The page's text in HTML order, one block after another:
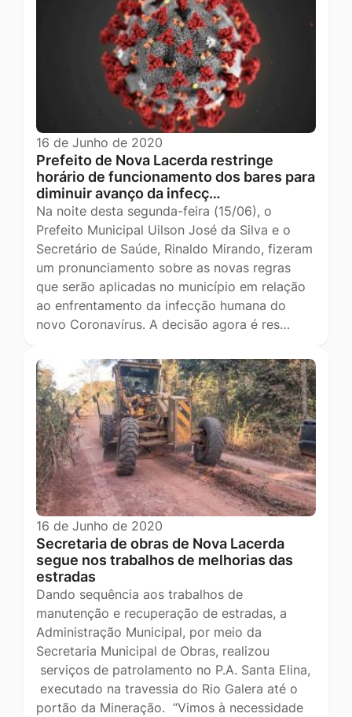
16 de Junho de 2020
Prefeito de Nova Lacerda restringe
horário de funcionamento dos bares para
diminuir avanço da infecç…
Na noite desta segunda-feira (15/06), o
Prefeito Municipal Uilson José da Silva e o
Secretário de Saúde, Rinaldo Mirando, fizeram
um pronunciamento sobre as novas regras
que serão aplicadas no município em relação
ao enfrentamento da infecção humana do
novo Coronavírus. A decisão agora é res…
16 de Junho de 2020
Secretaria de obras de Nova Lacerda
segue nos trabalhos de melhorias das
estradas
Dando sequência aos trabalhos de
manutenção e recuperação de estradas, a
Administração Municipal, por meio da
Secretaria Municipal de Obras, realizou
serviços de patrolamento no P.A. Santa Elina,
executado na travessia do Rio Galera até o
portão da Mineração. “Vimos à necessidade